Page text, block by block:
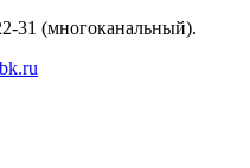
31 (многоканальный).